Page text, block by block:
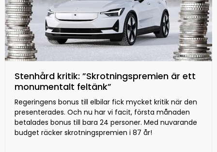
Stenhård kritik: ”Skrotningspremien är ett
monumentalt feltänk”
Regeringens bonus till elbilar fick mycket kritik när den
presenterades. Och nu har vi facit, första månaden
betalades bonus till bara 24 personer. Med nuvarande
budget räcker skrotningspremien i 87 år!